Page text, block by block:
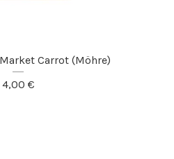
Market Carrot (Möhre)
4,00 €